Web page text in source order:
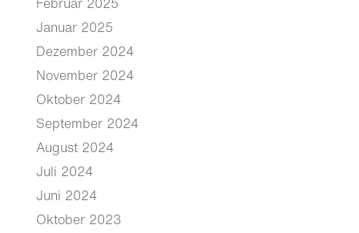
Januar 2025
Dezember 2024
November 2024
Oktober 2024
September 2024
August 2024
Juli 2024
Juni 2024
Oktober 2023